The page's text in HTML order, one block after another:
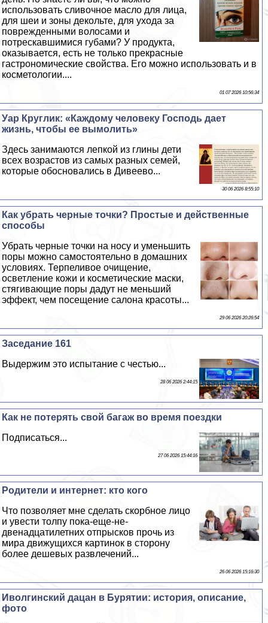
использовать сливочное масло для лица,
для шеи и зоны декольте, для ухода за
поврежденными волосами и
потрескавшимися губами? У продукта,
оказывается, есть не только прекрасные
гастрономические свойства. Его можно использовать и в
косметологии....
01 07 2026 10:56:34
Уар Круглик: «Каждому человеку Господь дает
жизнь, чтобы ее вымолить»
Здесь занимаются лепкой из глины дети
всех возрастов из самых разных семей,
которые обосновались в Дивеево...
30 06 2026 8:55:10
Как убрать черные точки? Простые и действенные
способы
Убрать черные точки на носу и уменьшить
поры можно самостоятельно в домашних
условиях. Терпеливое очищение,
осветление кожи и косметические маски,
стягивающие поры дадут не меньший
эффект, чем посещение салона красоты...
29 06 2026 20:26:54
Заседание 161
Выдержим это испытание с честью...
28 06 2026 2:44:15
Как не потерять свой багаж во время поездки
Подписаться...
27 06 2026 15:44:16
Родители и интернет: кто кого
Что позволяет мне сделать скорбное лицо
и увести толпу пока-еще-не-
двенадцатилетних отпрысков прочь из
мира движущихся картинок в сторону
более дешевых развлечений...
26 06 2026 15:16:30
Иволгинский дацан в Бурятии: история, описание,
фото